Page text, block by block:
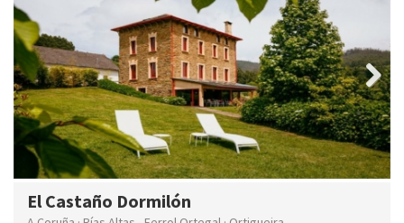
Next
El Castaño Dormilón